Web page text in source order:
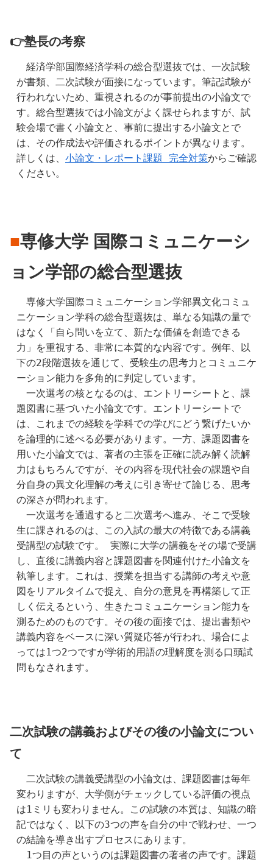
👉塾長の考察
経済学部国際経済学科の総合型選抜では、一次試験
が書類、二次試験が面接になっています。筆記試験が
行われないため、重視されるのが事前提出の小論文で
す。総合型選抜では小論文がよく課せられますが、試
験会場で書く小論文と、事前に提出する小論文とで
は、その作成法や評価されるポイントが異なります。
詳しくは、 小論文・レポート課題 完全対策からご確認
ください。
■専修大学 国際コミュニケーシ
ョン学部の総合型選抜
専修大学国際コミュニケーション学部異文化コミュ
ニケーション学科の総合型選抜は、単なる知識の量で
はなく「自ら問いを立て、新たな価値を創造できる
力」を重視する、非常に本質的な内容です。例年、以
下の2段階選抜を通じて、受験生の思考力とコミュニケ
ーション能力を多角的に判定しています。
一次選考の核となるのは、エントリーシートと、課
題図書に基づいた小論文です。エントリーシートで
は、これまでの経験を学科での学びにどう繋げたいか
を論理的に述べる必要があります。一方、課題図書を
用いた小論文では、著者の主張を正確に読み解く読解
力はもちろんですが、その内容を現代社会の課題や自
分自身の異文化理解の考えに引き寄せて論じる、思考
の深さが問われます。
一次選考を通過すると二次選考へ進み、そこで受験
生に課されるのは、この入試の最大の特徴である講義
受講型の試験です。 実際に大学の講義をその場で受講
し、直後に講義内容と課題図書を関連付けた小論文を
執筆します。これは、授業を担当する講師の考えや意
図をリアルタイムで捉え、自分の意見を再構築して正
しく伝えるという、生きたコミュニケーション能力を
測るためのものです。その後の面接では、提出書類や
講義内容をベースに深い質疑応答が行われ、場合によ
っては1つ2つですが学術的用語の理解度を測る口頭試
問もなされます。
二次試験の講義およびその後の小論文につい
て
二次試験の講義受講型の小論文は、課題図書は毎年
変わりますが、大学側がチェックしている評価の視点
は1ミリも変わりません。この試験の本質は、知識の暗
記ではなく、以下の3つの声を自分の中で戦わせ、一つ
の結論を導き出すプロセスにあります。
1つ目の声というのは課題図書の著者の声です。課題